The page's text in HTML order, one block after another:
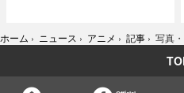
ホーム › ニュース › アニメ › 記事 › 写真